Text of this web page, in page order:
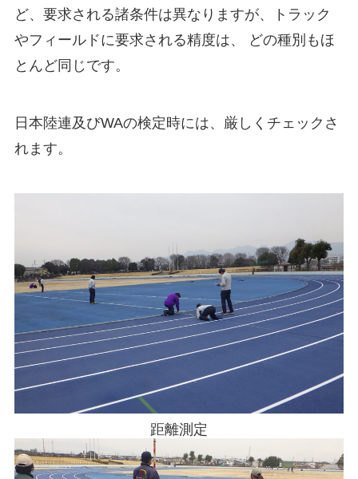
ど、要求される諸条件は異なりますが、トラック
やフィールドに要求される精度は、 どの種別もほ
とんど同じです。
日本陸連及びWAの検定時には、厳しくチェックさ
れます。
距離測定